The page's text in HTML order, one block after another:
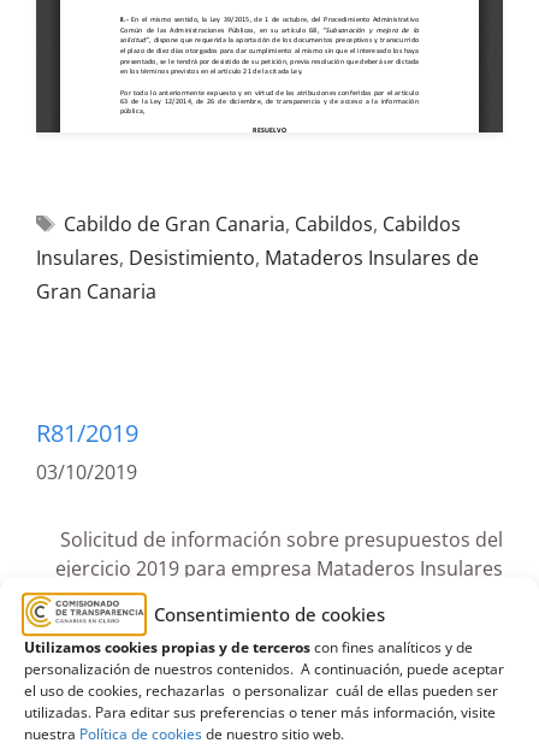
Consentimiento de cookies
Utilizamos cookies propias y de terceroscon fines analíticos y de
personalización de nuestros contenidos. A continuación, puede aceptar
el uso de cookies, rechazarlas o personalizar cuál de ellas pueden ser
utilizadas. Para editar sus preferencias o tener más información, visite
nuestra Política de cookiesde nuestro sitio web.
Cabildo de Gran Canaria, Cabildos, Cabildos
Insulares, Desistimiento, Mataderos Insulares de
Gran Canaria
R81/2019
03/10/2019
Solicitud de información sobre presupuestos del
ejercicio 2019 para empresa Mataderos Insulares
al Cabildo de Gran Canaria | Inadmisión
Resolución de inadmisión de solicitud
de información al Cabildo de Gran
Canaria sobre los presupuestos de la